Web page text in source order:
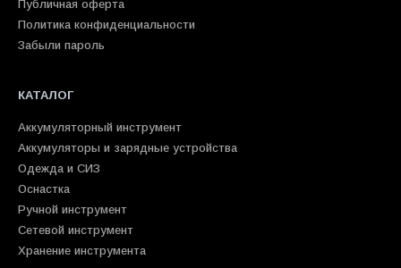
Публичная оферта
Политика конфиденциальности
Забыли пароль
КАТАЛОГ
Аккумуляторный инструмент
Аккумуляторы и зарядные устройства
Одежда и СИЗ
Оснастка
Ручной инструмент
Сетевой инструмент
Хранение инструмента